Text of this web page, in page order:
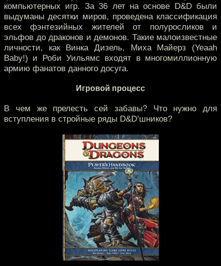
компьютерных игр. За 36 лет на основе D&D были
выдуманы десятки миров, проведена классификация
всех фэнтезийных жителей от полуросликов и
эльфов до драконов и демонов. Такие малоизвестные
личности, как Винка Дизель, Миха Майерз (Yeaah
Baby!) и Роби Уильямс входят в многомиллионную
армию фанатов данного досуга.
Игровой процесс
В чем же прелесть сей забавы? Что нужно для
вступления в стройные ряды D&D’шников?